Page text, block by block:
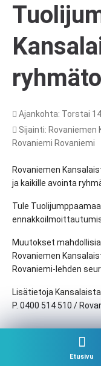
Etusivu
Ajankohta: Torstai
Sijainti: Rovaniemen
Rovaniemi Rovaniemi
Rovaniemen
ja kaikille avointa
Tule
Muutokset
Rovaniemen
Rovaniemi-lehden
Lisätietoja
P. 0400 514 510 /